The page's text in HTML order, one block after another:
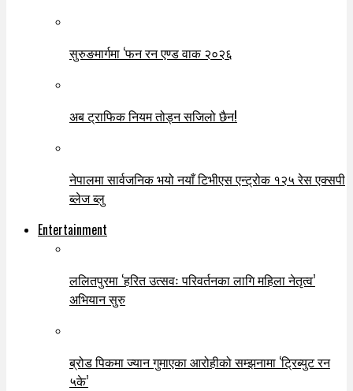
सुरुङमार्गमा ‘फन रन एण्ड वाक २०२६
अब ट्राफिक नियम तोड्न सजिलो छैन!
नेपालमा सार्वजनिक भयो नयाँ टिभीएस एन्ट्रोक १२५ रेस एक्सपी
ब्लेज ब्लु
Entertainment
ललितपुरमा ‘हरित उत्सवः परिवर्तनका लागि महिला नेतृत्व’
अभियान सुरु
ब्रोड पिकमा ज्यान गुमाएका आरोहीको सम्झनामा ‘ट्रिब्युट रन
५के’